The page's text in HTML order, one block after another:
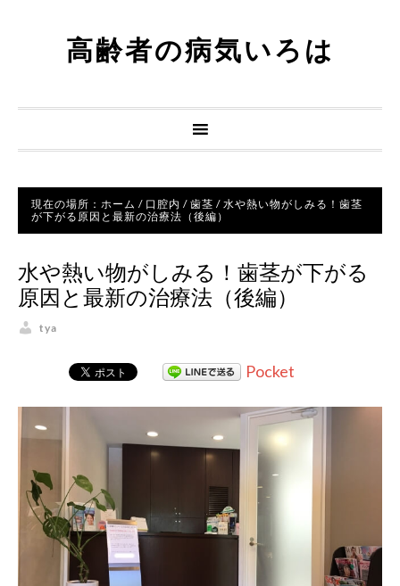
高齢者の病気いろは
現在の場所： ホーム / 口腔内 / 歯茎 / 水や熱い物がしみる！歯茎
が下がる原因と最新の治療法（後編）
水や熱い物がしみる！歯茎が下がる
原因と最新の治療法（後編）
tya
Pocket